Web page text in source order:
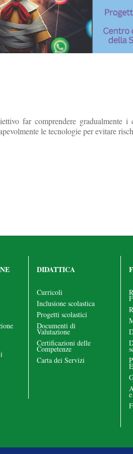
far comprendere gradualmente
le tecnologie per evitare
DIDATTICA
Curricoli
Inclusione scolastica
Progetti scolastici
Documenti di
Valutazione
Certificazioni delle
Competenze
Carta dei Servizi